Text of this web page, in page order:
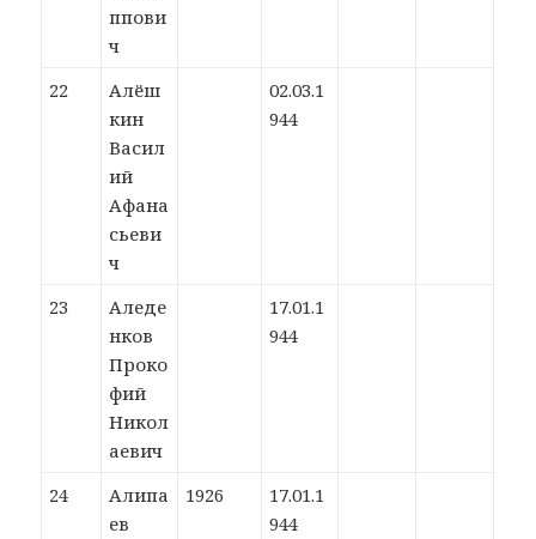
ппови
ч
22
Алёш
кин
Васил
ий
Афана
сьеви
ч
02.03.1
944
23
Аледе
нков
Проко
фий
Никол
аевич
17.01.1
944
24
Алипа
ев
1926
17.01.1
944